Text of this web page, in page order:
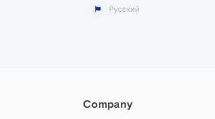
Русский
Company